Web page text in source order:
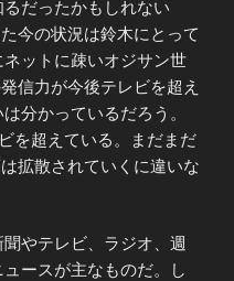
だったかもしれない
今の状況は鈴木にとって
ットに疎いオジサン世
信力が今後テレビを超え
分かっているだろう。
を超えている。まだまだ
拡散されていくに違いな
やテレビ、ラジオ、週
ースが主なものだ。し